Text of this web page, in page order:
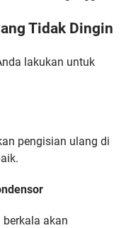
Tidak Dingin
lakukan untuk
pengisian ulang di
akan